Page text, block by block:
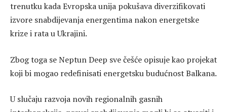
trenutku kada Evropska unija pokušava diverzifikovati
izvore snabdijevanja energentima nakon energetske
krize i rata u Ukrajini.
Zbog toga se Neptun Deep sve češće opisuje kao projekat
koji bi mogao redefinisati energetsku budućnost Balkana.
U slučaju razvoja novih regionalnih gasnih